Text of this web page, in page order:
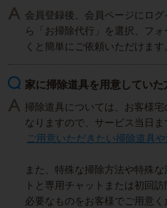
会員登録後、会員ページにロ
ら「お掃除代行」を選択、フ
くと簡単にご依頼いただけます
家に掃除道具を用意していた
掃除道具については、お客様
なりますので、サービス当日ま
ご用意いただきたい掃除道具や
また、特殊な掃除方法や特殊
トと専用チャットまたは初回
必要なものをお客様でご用意く